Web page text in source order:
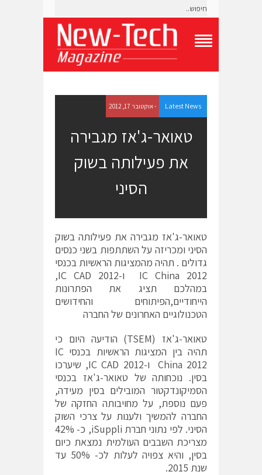
g
l
e
N
M
n
u
Latest News - אוקטובר 17, 2012
טאואר-ג'אז מגבירה
את פעילותה בשוק
הסיני
טאואר-ג'אז מגבירה את פעילותה בשוק
הסיני ומכריזה על השתתפות בשני כנסים
גדולים . תהיה מהמציגות הראשיות בכנסי
IC China 2012 ו-IC CAD 2012,
במהלכם תציג את הפתרונות
הייחודיים,הפיתוחים והחידושים
הטכנולוגיים האחרונים של החברה
טאואר-ג'אז (TSEM) הודיעה היום כי
תהיה בין המציגות הראשיות בכנסי IC
China 2012 ו-IC CAD 2012, שיערכו
בסין. נוכחותה של טאואר-ג'אז בכנסי
הסמיקונדקטור המובילים בסין מעידה,
פעם נוספת, על מחויבותה החזקה של
החברה להמשיך ולענות על צרכי השוק
הסיני. לפי נתוני חברת iSuppli, כ- 42%
מצריכת השבבים העולמית נמצאת כיום
בסין, והיא צפויה לעלות לכ- 50% עד
שנת 2015.